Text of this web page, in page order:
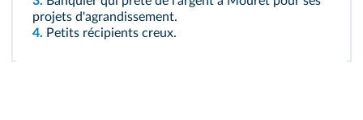
projets d'agrandissement.
4. Petits récipients creux.